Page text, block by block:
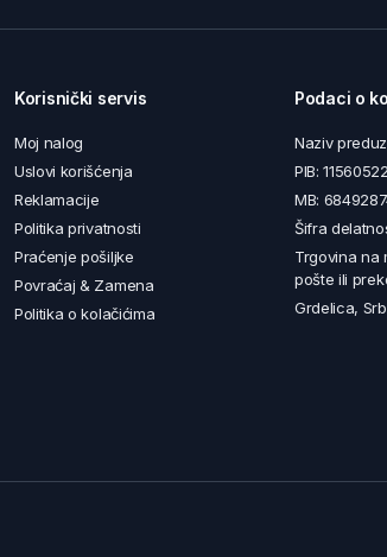
Korisnički servis
Moj nalog
Uslovi korišćenja
Reklamacije
Politika privatnosti
Praćenje pošiljke
Povraćaj & Zamena
Politika o kolačićima
Podaci o
Naziv
PIB:
MB:
Šifra
Trgovina na
pošte ili
Grdelica,